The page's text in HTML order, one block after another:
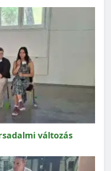
változás